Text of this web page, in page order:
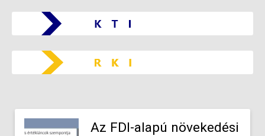
Az FDI-alapú növekedési